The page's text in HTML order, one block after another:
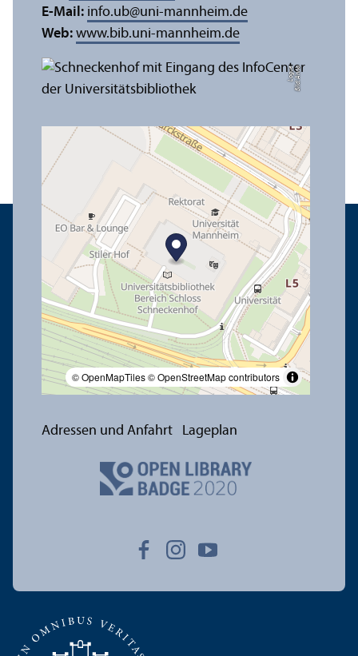
Bil
d:
A
n
n
a
L
o
g
u
e
© OpenMapTiles© OpenStreetMap contributors
E-Mail: info.ub@uni-mannheim.de
Web: www.bib.uni-mannheim.de
Adressen und Anfahrt Lageplan